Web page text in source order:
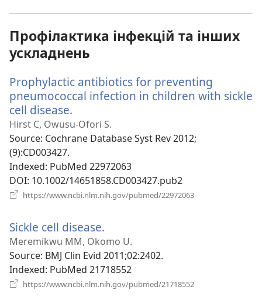
Профілактика інфекцій та інших
ускладнень
Prophylactic antibiotics for preventing
pneumococcal infection in children with sickle
cell disease.
у
новому
Hirst C, Owusu-Ofori S.
Source‎: Cochrane Database Syst Rev 2012;
(9):CD003427.
Indexed‎: PubMed 22972063
DOI‎: 10.1002/14651858.CD003427.pub2
https://www.ncbi.nlm.nih.gov/pubmed/22972063
Sickle cell disease.
у
новому
вікні)
Meremikwu MM, Okomo U.
Source‎: BMJ Clin Evid 2011;02:2402.
Indexed‎: PubMed 21718552
https://www.ncbi.nlm.nih.gov/pubmed/21718552